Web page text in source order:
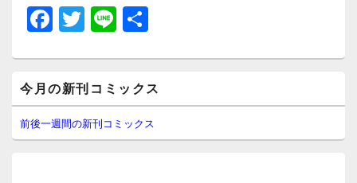
F
c
e
b
o
T
tt
er
Li
e
イ
ン
サ
イ
今月の新刊コミックス
前後一週間の新刊コミックス